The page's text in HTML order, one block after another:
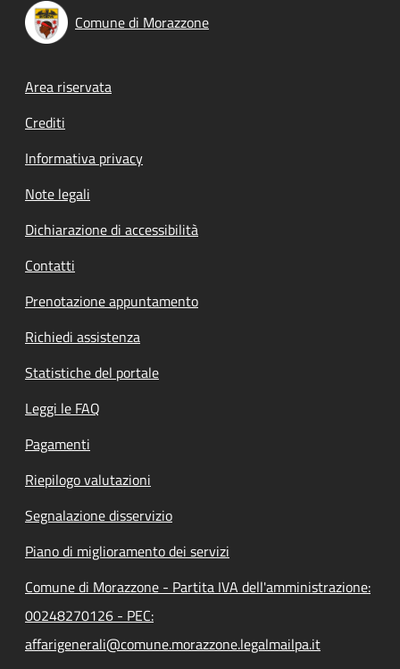
Comune di Morazzone
Footer menu
Area riservata
Crediti
Informativa privacy
Note legali
Dichiarazione di accessibilità
Contatti
Prenotazione appuntamento
Richiedi assistenza
Statistiche del portale
Leggi le FAQ
Pagamenti
Riepilogo valutazioni
Segnalazione disservizio
Piano di miglioramento dei servizi
Comune di Morazzone - Partita IVA dell'amministrazione:
00248270126 - PEC:
affarigenerali@comune.morazzone.legalmailpa.it